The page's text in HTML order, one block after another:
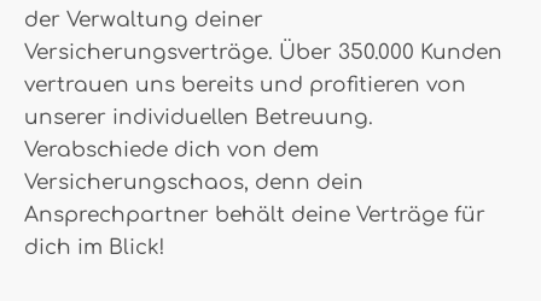
der Verwaltung deiner
Versicherungsverträge. Über 350.000 Kunden
vertrauen uns bereits und profitieren von
unserer individuellen Betreuung.
Verabschiede dich von dem
Versicherungschaos, denn dein
Ansprechpartner behält deine Verträge für
dich im Blick!